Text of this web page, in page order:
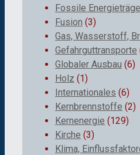
Fossile
Fusion (3)
Gas, Wasserstoff,
Gefahrguttransporte
Globaler Ausbau (6)
Holz (1)
Internationales (6)
Kernbrennstoffe (2)
Kernenergie (129)
Kirche (3)
Klima,